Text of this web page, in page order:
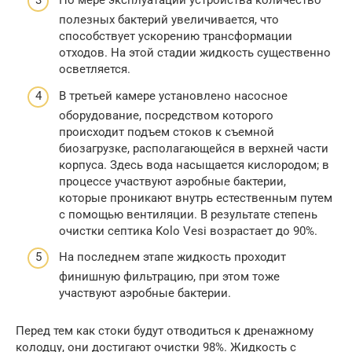
полезных бактерий увеличивается, что
способствует ускорению трансформации
отходов. На этой стадии жидкость существенно
осветляется.
В третьей камере установлено насосное
оборудование, посредством которого
происходит подъем стоков к съемной
биозагрузке, располагающейся в верхней части
корпуса. Здесь вода насыщается кислородом; в
процессе участвуют аэробные бактерии,
которые проникают внутрь естественным путем
с помощью вентиляции. В результате степень
очистки септика Kolo Vesi возрастает до 90%.
На последнем этапе жидкость проходит
финишную фильтрацию, при этом тоже
участвуют аэробные бактерии.
Перед тем как стоки будут отводиться к дренажному
колодцу, они достигают очистки 98%. Жидкость с